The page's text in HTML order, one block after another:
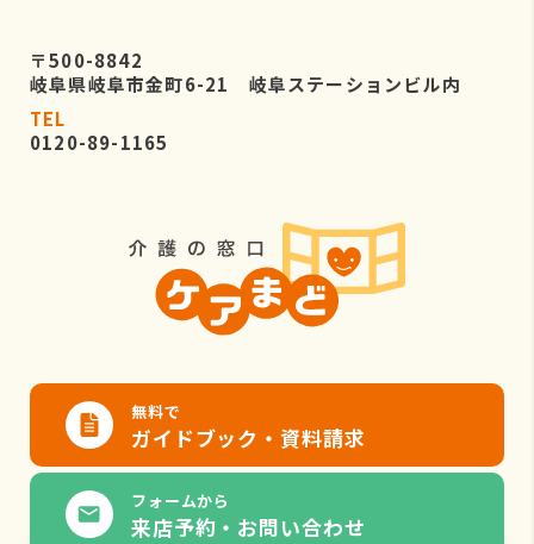
〒500-8842
岐阜県岐阜市金町6-21 岐阜ステーションビル内
TEL
0120-89-1165
無料で
ガイドブック・資料請求
フォームから
来店予約・お問い合わせ